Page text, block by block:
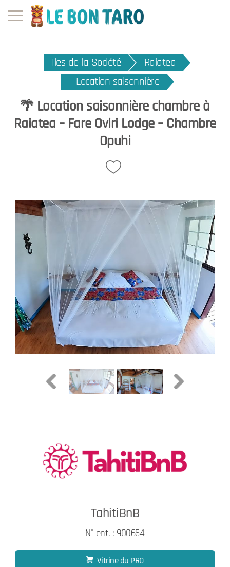
Iles de la Société
Raiatea
Location saisonnière
🌴 Location saisonnière chambre à
Raiatea – Fare Oviri Lodge – Chambre
Opuhi
TahitiBnB
N° ent. : 900654
Vitrine du PRO